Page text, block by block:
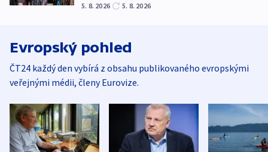
5. 8. 2026 5. 8. 2026
Evropský pohled
ČT24 každý den vybírá z obsahu publikovaného evropskými
veřejnými médii, členy Eurovize.